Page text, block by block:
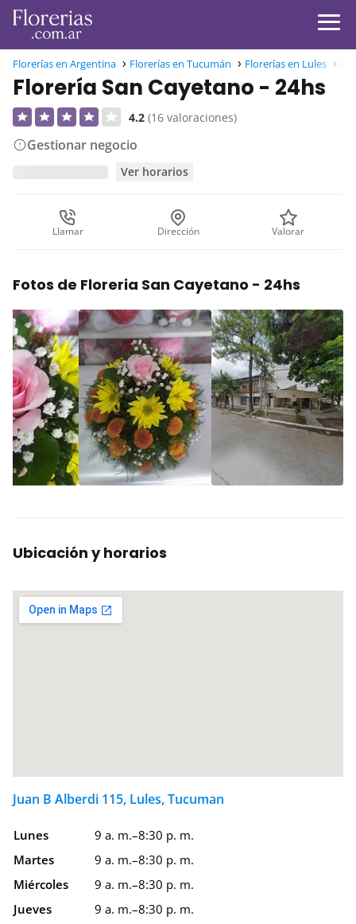
Florerías en Argentina Florerías en Tucumán Florerías en Lules
Florería San Cayetano - 24hs
4.2 (16 valoraciones)
Gestionar negocio
Ver horarios
Llamar Dirección Valorar
Fotos de Floreria San Cayetano - 24hs
Ubicación y horarios
Juan B Alberdi 115, Lules, Tucuman
Lunes
9 a. m.–8:30 p. m.
Martes
9 a. m.–8:30 p. m.
Miércoles
9 a. m.–8:30 p. m.
Jueves
9 a. m.–8:30 p. m.